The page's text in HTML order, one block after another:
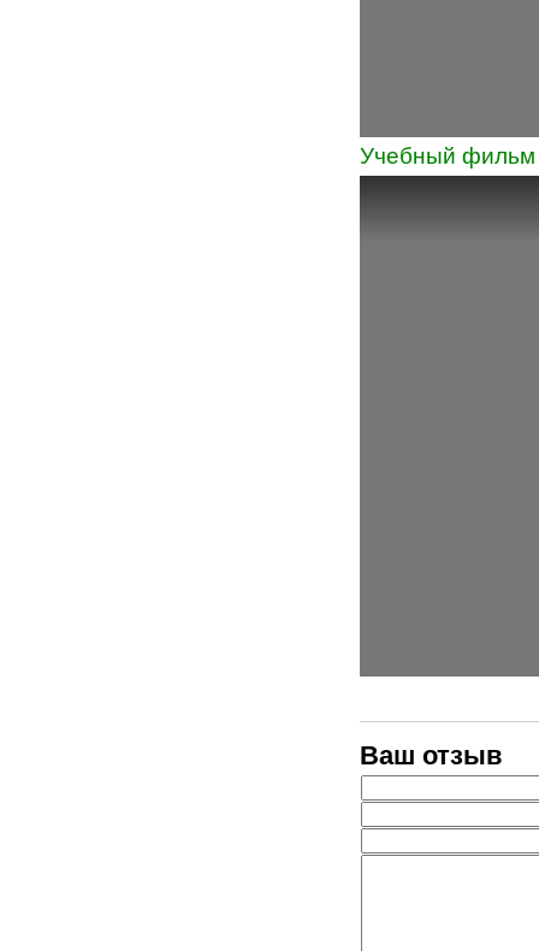
Учебный фильм
Ваш отзыв